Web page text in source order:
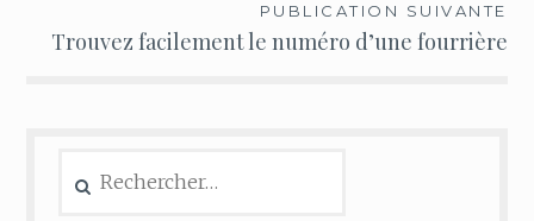
PUBLICATION SUIVANTE
Trouvez facilement le numéro d’une fourrière